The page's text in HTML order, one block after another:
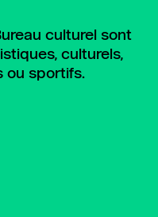
culturel sont
culturels,
ou sportifs.